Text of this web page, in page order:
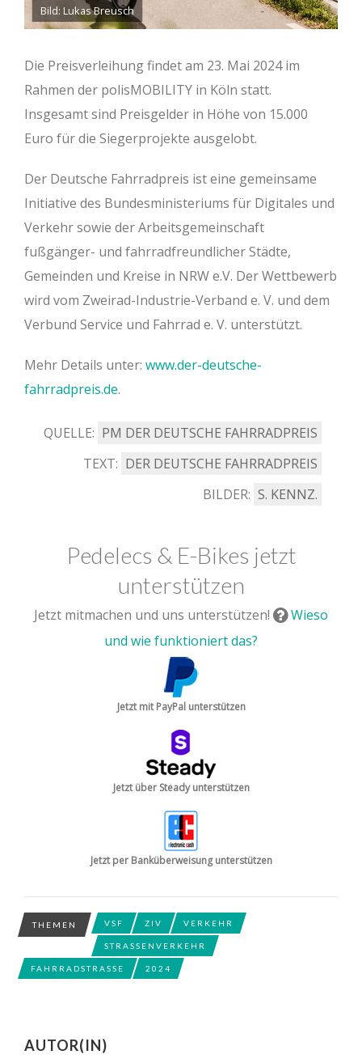
Bild: Lukas Breusch
Die Preisverleihung findet am 23. Mai 2024 im
Rahmen der polisMOBILITY in Köln statt.
Insgesamt sind Preisgelder in Höhe von 15.000
Euro für die Siegerprojekte ausgelobt.
Der Deutsche Fahrradpreis ist eine gemeinsame
Initiative des Bundesministeriums für Digitales und
Verkehr sowie der Arbeitsgemeinschaft
fußgänger- und fahrradfreundlicher Städte,
Gemeinden und Kreise in NRW e.V. Der Wettbewerb
wird vom Zweirad-Industrie-Verband e. V. und dem
Verbund Service und Fahrrad e. V. unterstützt.
Mehr Details unter: www.der-deutsche-
fahrradpreis.de.
QUELLE: PM DER DEUTSCHE FAHRRADPREIS
TEXT: DER DEUTSCHE FAHRRADPREIS
BILDER: S. KENNZ.
Pedelecs & E-Bikes jetzt
unterstützen
Jetzt mitmachen und uns unterstützen!
Wieso
und wie funktioniert das?
Jetzt mit PayPal unterstützen
Jetzt über Steady unterstützen
Jetzt per Banküberweisung unterstützen
THEMEN VSF ZIV VERKEHR
STRASSENVERKEHR
FAHRRADSTRASSE 2024
AUTOR(IN)